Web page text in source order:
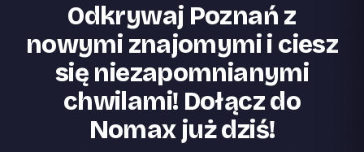
Odkrywaj Poznań z
nowymi znajomymi i ciesz
się niezapomnianymi
chwilami! Dołącz do
Nomax już dziś!